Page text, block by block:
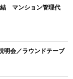
結 マンション管理代
会／ラウンドテーブ